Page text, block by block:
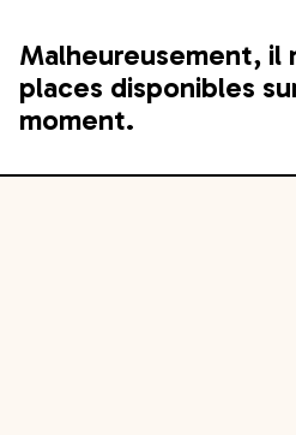
Malheureusement, il
places disponibles
moment.